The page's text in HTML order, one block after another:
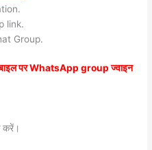
link.
Group.
पर WhatsApp group ज्वाइन
करें।